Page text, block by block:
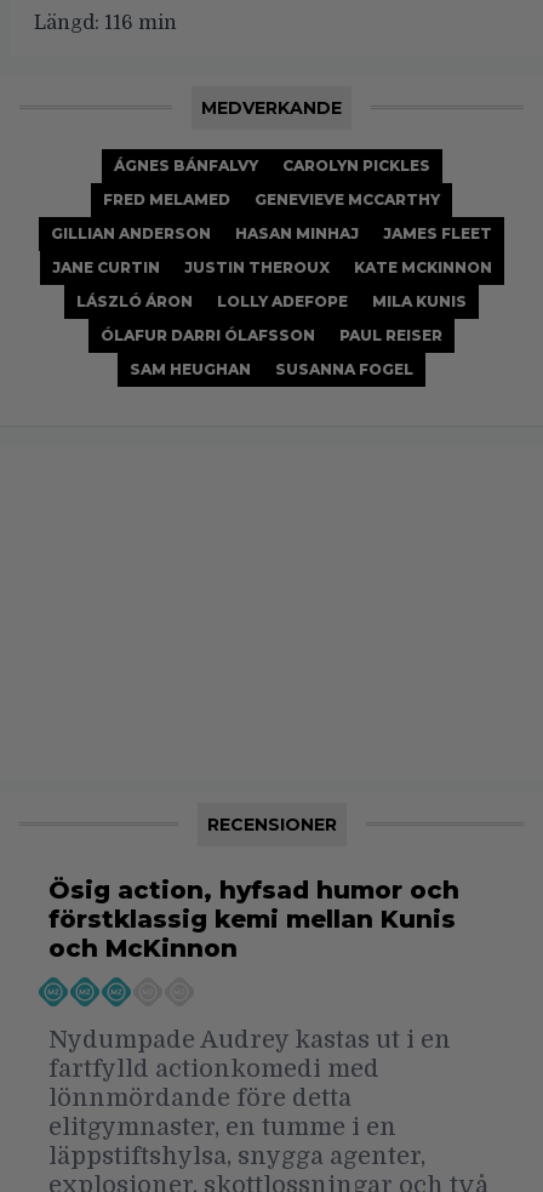
Längd: 116 min
MEDVERKANDE
ÁGNES BÁNFALVY
CAROLYN PICKLES
FRED MELAMED
GENEVIEVE MCCARTHY
GILLIAN ANDERSON
HASAN MINHAJ
JAMES FLEET
JANE CURTIN
JUSTIN THEROUX
KATE MCKINNON
LÁSZLÓ ÁRON
LOLLY ADEFOPE
MILA KUNIS
ÓLAFUR DARRI ÓLAFSSON
PAUL REISER
SAM HEUGHAN
SUSANNA FOGEL
RECENSIONER
Ösig action, hyfsad humor och
förstklassig kemi mellan Kunis
och McKinnon
Nydumpade Audrey kastas ut i en
fartfylld actionkomedi med
lönnmördande före detta
elitgymnaster, en tumme i en
läppstiftshylsa, snygga agenter,
explosioner, skottlossningar och två